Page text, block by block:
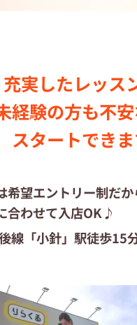
ングセンター一覧
ト募集中の店舗
ピスト募集
覧
充実したレッス
経験の⽅も不安
スタートでき
希望エントリー制だ
合わせて入店OK♪
線「小針」駅徒歩15